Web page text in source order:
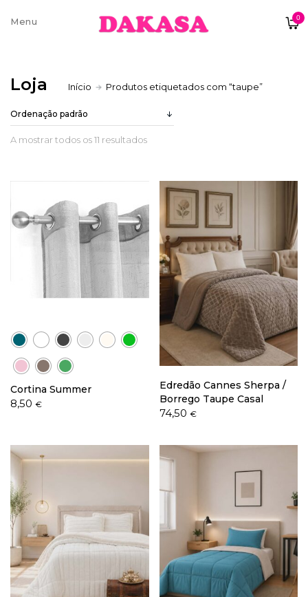
0
Sobre nós
Trocas e Devoluções
Termos e condições
Loja Início Produtos etiquetados com “taupe”
A mostrar todos os 11 resultados
Cortina Summer
8,50 €
Edredão Cannes Sherpa /
Borrego Taupe Casal
74,50 €